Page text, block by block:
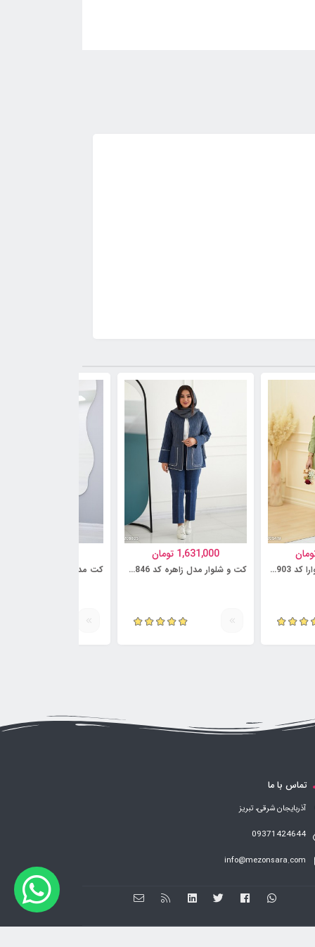
کت و شلوار مدل شیوارا کد 6230903
1,631,000 تومان
کت و شلوار مدل زاهره کد 6230846 کت مدل سروشا کد 6218735
تماس با ما
آذربایجان شرقی، تبریز
09371424644
info@mezonsara.com